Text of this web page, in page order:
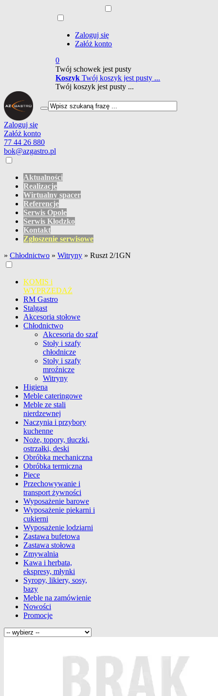
Zaloguj się
Załóż konto
0
Twój schowek jest pusty
Koszyk Twój koszyk jest pusty ...
Twój koszyk jest pusty ...
Zaloguj się
Załóż konto
77 44 26 880
bok@azgastro.pl
Aktualności
Realizacje
Wirtualny spacer
Referencje
Serwis Opole
Serwis Kłodzko
Kontakt
Zgłoszenie serwisowe
» Chłodnictwo » Witryny » Ruszt 2/1GN
KOMIS i
WYPRZEDAŻ
RM Gastro
Stalgast
Akcesoria stołowe
Chłodnictwo
Akcesoria do szaf
Stoły i szafy
chłodnicze
Stoły i szafy
mroźnicze
Witryny
Higiena
Meble cateringowe
Meble ze stali
nierdzewnej
Naczynia i przybory
kuchenne
Noże, topory, tłuczki,
ostrzałki, deski
Obróbka mechaniczna
Obróbka termiczna
Piece
Przechowywanie i
transport żywności
Wyposażenie barowe
Wyposażenie piekarni i
cukierni
Wyposażenie lodziarni
Zastawa bufetowa
Zastawa stołowa
Zmywalnia
Kawa i herbata,
ekspresy, młynki
Syropy, likiery, sosy,
bazy
Meble na zamówienie
Nowości
Promocje